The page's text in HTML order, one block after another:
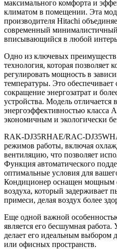
максимального комфорта и
климатом в помещении. Эта
производителя Hitachi
современный
вписывающийся в любой
Одно из ключевых
технология, которая позволяет
регулировать мощность в
температуры. Это обеспечивает
сокращение энергозатрат и
устройства. Модель отличается
энергоэффективностью класса
экономичным и экологически
RAK-DJ35RHAE/RAC-
режимов работы, включая
вентиляцию, что позволяет
Функция автоматического
оптимальные условия для
Кондиционер оснащен мощным
воздуха, который задерживает
примеси, делая воздух более
Еще одной важной
является его бесшумная
делает его идеальным выбором
или офисных пространств.